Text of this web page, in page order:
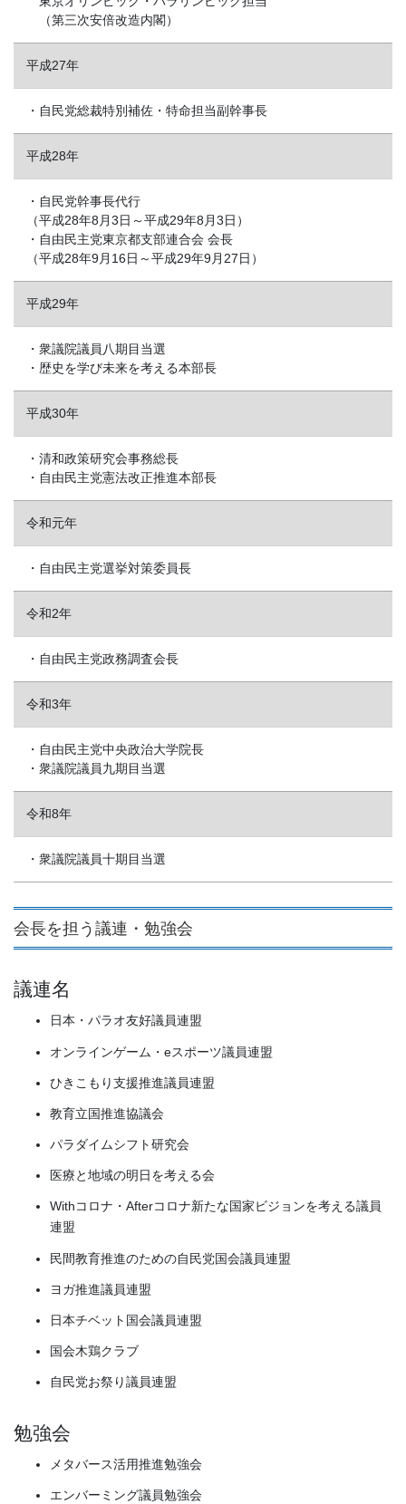
（第三次安倍改造内閣）
平成27年
・自民党総裁特別補佐・特命担当副幹事長
平成28年
・自民党幹事長代行
（平成28年8月3日～平成29年8月3日）
・自由民主党東京都支部連合会 会長
（平成28年9月16日～平成29年9月27日）
平成29年
・衆議院議員八期目当選
・歴史を学び未来を考える本部長
平成30年
・清和政策研究会事務総長
・自由民主党憲法改正推進本部長
令和元年
・自由民主党選挙対策委員長
令和2年
・自由民主党政務調査会長
令和3年
・自由民主党中央政治大学院長
・衆議院議員九期目当選
令和8年
・衆議院議員十期目当選
会長を担う議連・勉強会
議連名
日本・パラオ友好議員連盟
オンラインゲーム・eスポーツ議員連盟
ひきこもり支援推進議員連盟
教育立国推進協議会
パラダイムシフト研究会
医療と地域の明日を考える会
Withコロナ・Afterコロナ新たな国家ビジョンを考える議員
連盟
民間教育推進のための自民党国会議員連盟
ヨガ推進議員連盟
日本チベット国会議員連盟
国会木鶏クラブ
自民党お祭り議員連盟
勉強会
メタバース活用推進勉強会
エンバーミング議員勉強会